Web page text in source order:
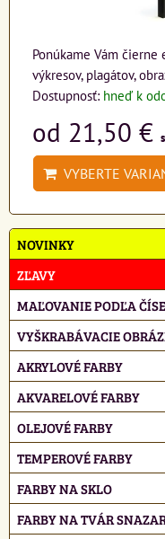
Ponúkame Vám
výkresov, plagátov,
Dostupnosť: hneď k
od 21,50 €
VYBERTE
NOVINKY
ZĽAVY
MAĽOVANIE PODĽA
VYŠKRABÁVACIE
AKRYLOVÉ FARBY
AKVARELOVÉ FARBY
OLEJOVÉ FARBY
TEMPEROVÉ FARBY
FARBY NA SKLO
FARBY NA TVÁR